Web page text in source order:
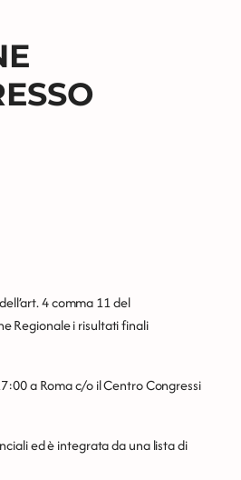
4 comma 11 del
Regionale i risultati finali
a Roma c/o il Centro Congressi
ed è integrata da una lista di